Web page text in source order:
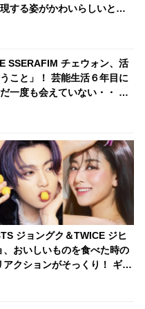
する姿がかわいらしいと話
SSERAFIM チェウォン、活
こと」！ 芸能生活６年目に
一度も会えていない・・ 切
ジョングク＆TWICE ジヒ
、おいしいものを食べた時の
アクションがそっくり！ ギュ